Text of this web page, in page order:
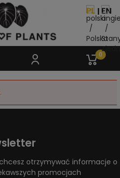
otrzymywać informacje o
promocjach